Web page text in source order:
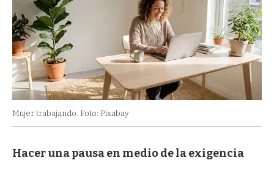
Mujer trabajando. Foto: Pixabay
Hacer una pausa en medio de la exigencia